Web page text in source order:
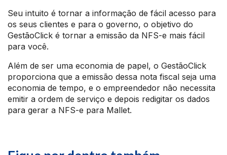
Seu intuito é tornar a informação de fácil acesso para
os seus clientes e para o governo, o objetivo do
GestãoClick é tornar a emissão da NFS-e mais fácil
para você.
Além de ser uma economia de papel, o GestãoClick
proporciona que a emissão dessa nota fiscal seja uma
economia de tempo, e o empreendedor não necessita
emitir a ordem de serviço e depois redigitar os dados
para gerar a NFS-e para Mallet.